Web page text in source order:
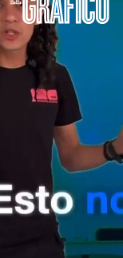
El Universal
Vive USA
Clase
De 10 sports
DeDinero